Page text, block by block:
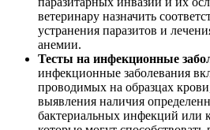
ветеринару назначить
устранения паразитов и
анемии.
Тесты на инфекционные
инфекционные заболевания
проводимых на образцах
выявления наличия
бактериальных инфекций или